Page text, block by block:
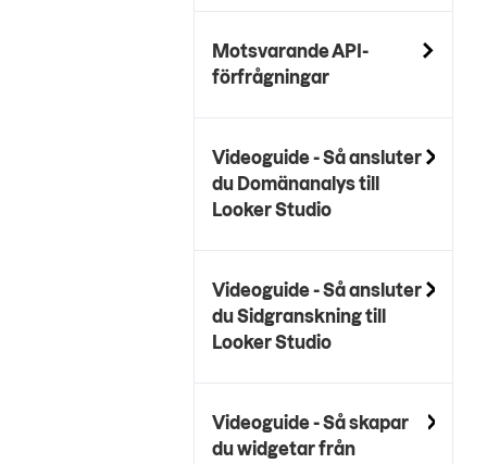
Motsvarande API-
förfrågningar
Videoguide - Så ansluter
du Domänanalys till
Looker Studio
Videoguide - Så ansluter
du Sidgranskning till
Looker Studio
Videoguide - Så skapar
du widgetar från